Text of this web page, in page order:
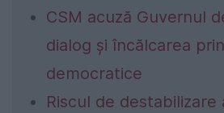
CSM acuză Guvernul
dialog și încălcarea
democratice
Riscul de destabilizare